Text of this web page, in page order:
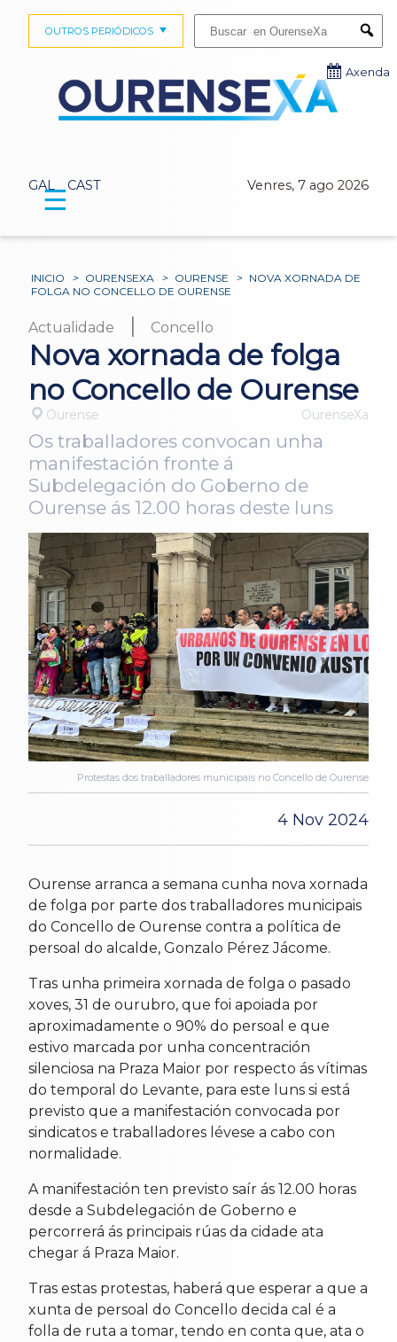
GAL CAST Venres, 7 ago 2026
OUTROS PERIÓDICOS
Axenda
☰
INICIO > OURENSEXA > OURENSE > NOVA XORNADA DE
FOLGA NO CONCELLO DE OURENSE
Actualidade | Concello
Nova xornada de folga
no Concello de Ourense
Ourense OurenseXa
Os traballadores convocan unha
manifestación fronte á
Subdelegación do Goberno de
Ourense ás 12.00 horas deste luns
Protestas dos traballadores municipais no Concello de Ourense
4 Nov 2024
Ourense arranca a semana cunha nova xornada
de folga por parte dos traballadores municipais
do Concello de Ourense contra a política de
persoal do alcalde, Gonzalo Pérez Jácome.
Tras unha primeira xornada de folga o pasado
xoves, 31 de ourubro, que foi apoiada por
aproximadamente o 90% do persoal e que
estivo marcada por unha concentración
silenciosa na Praza Maior por respecto ás vítimas
do temporal do Levante, para este luns si está
previsto que a manifestación convocada por
sindicatos e traballadores lévese a cabo con
normalidade.
A manifestación ten previsto saír ás 12.00 horas
desde a Subdelegación de Goberno e
percorrerá ás principais rúas da cidade ata
chegar á Praza Maior.
Tras estas protestas, haberá que esperar a que a
xunta de persoal do Concello decida cal é a
folla de ruta a tomar, tendo en conta que, ata o